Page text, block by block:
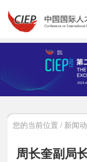
您的当前位置 / 新闻
周长奎副局